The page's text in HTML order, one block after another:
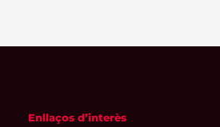
Enllaços d’interès